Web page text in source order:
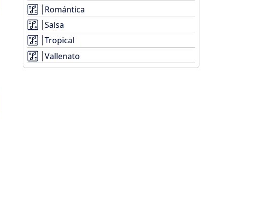
Romántica
Salsa
Tropical
Vallenato